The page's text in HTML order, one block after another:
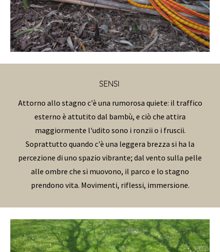
SENSI
Attorno allo stagno c'è una rumorosa quiete: il traffico
esterno è attutito dal bambù, e ciò che attira
maggiormente l'udito sono i ronzii o i fruscii.
Soprattutto quando c'è una leggera brezza si ha la
percezione di uno spazio vibrante; dal vento sulla pelle
alle ombre che si muovono, il parco e lo stagno
prendono vita. Movimenti, riflessi, immersione.